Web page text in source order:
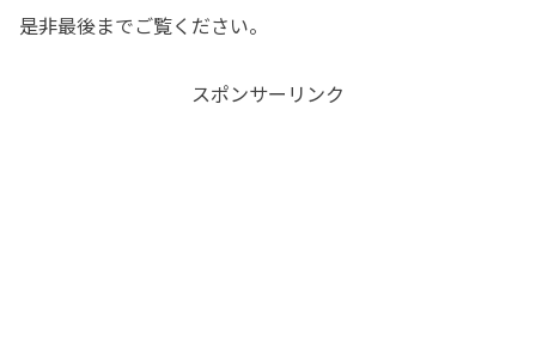
是非最後までご覧ください。
スポンサーリンク